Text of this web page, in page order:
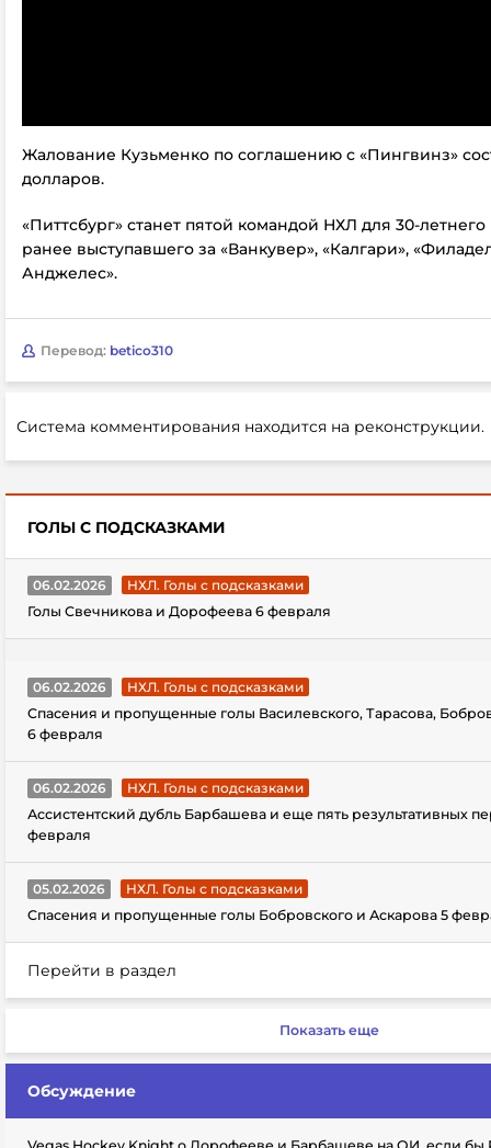
Жалование Кузьменко по соглашению с «Пингвинз»
долларов.
«Питтсбург» станет пятой командой НХЛ для 30-
ранее выступавшего за «Ванкувер», «Калгари»,
Анджелес».
Перевод: betico310
Система комментирования находится на реконструкции.
ГОЛЫ С ПОДСКАЗКАМИ
06.02.2026
НХЛ. Голы с подсказками
Голы Свечникова и Дорофеева 6 февраля
06.02.2026
НХЛ. Голы с подсказками
Спасения и пропущенные голы Василевского, Тарасова,
6 февраля
06.02.2026
НХЛ. Голы с подсказками
Ассистентский дубль Барбашева и еще пять результативных
февраля
05.02.2026
НХЛ. Голы с подсказками
Спасения и пропущенные голы Бобровского и Аскарова 5
Перейти в раздел
Показать еще
Обсуждение